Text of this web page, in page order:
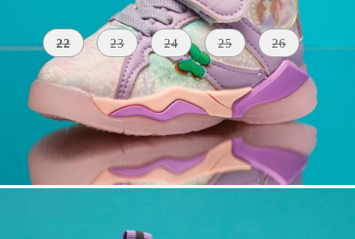
Tájékoztató méretek
22 23 24 25 26
rózsaszín
KÜLSŐ
ANYAG
Bőr Utánzat
A TALP
MAGASSÁGA
2 centiméter
TARTOZÉK
Talp
lámpákkal
BEZÁRÁS
Tépőzáras+
дантели